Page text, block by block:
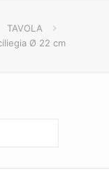
TAVOLA
Ø 22 cm